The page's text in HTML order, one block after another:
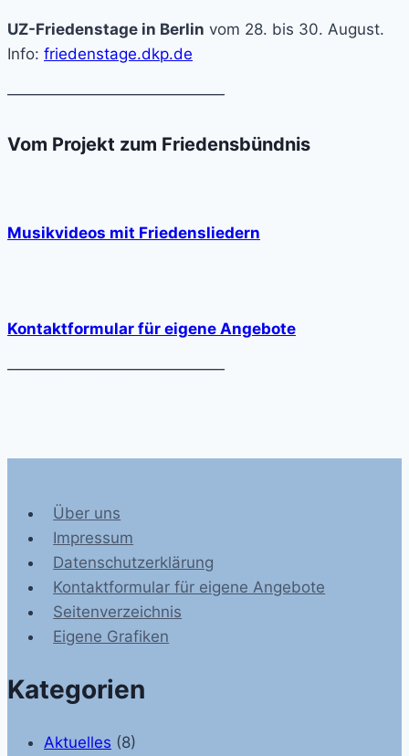
UZ-Friedenstage in Berlin vom 28. bis 30. August.
Info: friedenstage.dkp.de
——————————————
Vom Projekt zum Friedensbündnis
Musikvideos mit Friedensliedern
Kontaktformular für eigene Angebote
——————————————
Über uns
Impressum
Datenschutzerklärung
Kontaktformular für eigene Angebote
Seitenverzeichnis
Eigene Grafiken
Kategorien
Aktuelles (8)